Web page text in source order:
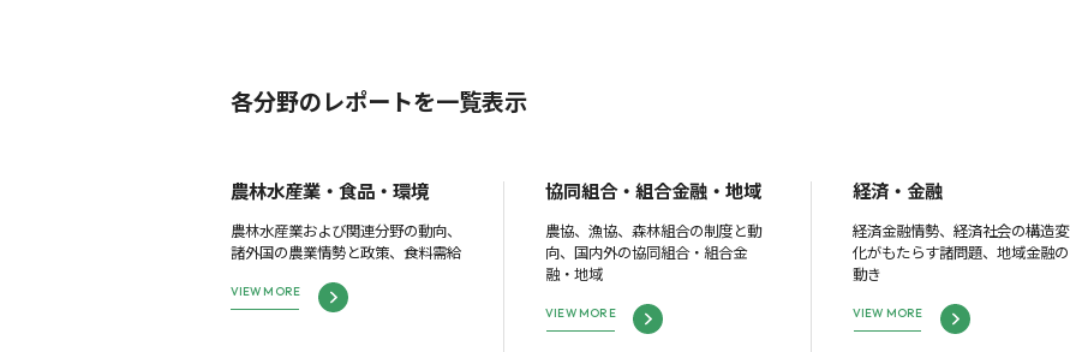
各分野のレポートを一覧表示
農林水産業・食品・環境
農林水産業および関連分野の動向、
諸外国の農業情勢と政策、食料需給
VIEW MORE
協同組合・組合金融・地域
農協、漁協、森林組合の制度と動
向、国内外の協同組合・組合金
融・地域
VIEW MORE
経済・金融
経済金融情勢、経済社会の構造変
化がもたらす諸問題、地域金融の
動き
VIEW MORE